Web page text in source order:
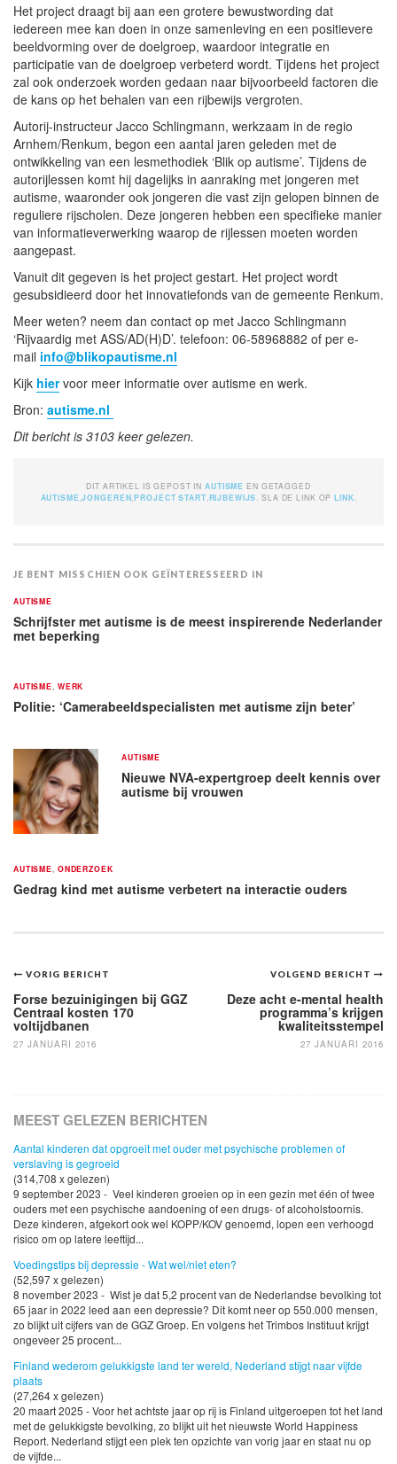
Het project draagt bij aan een grotere bewustwording dat
iedereen mee kan doen in onze samenleving en een positievere
beeldvorming over de doelgroep, waardoor integratie en
participatie van de doelgroep verbeterd wordt. Tijdens het project
zal ook onderzoek worden gedaan naar bijvoorbeeld factoren die
de kans op het behalen van een rijbewijs vergroten.
Autorij-instructeur Jacco Schlingmann, werkzaam in de regio
Arnhem/Renkum, begon een aantal jaren geleden met de
ontwikkeling van een lesmethodiek ‘Blik op autisme’. Tijdens de
autorijlessen komt hij dagelijks in aanraking met jongeren met
autisme, waaronder ook jongeren die vast zijn gelopen binnen de
reguliere rijscholen. Deze jongeren hebben een specifieke manier
van informatieverwerking waarop de rijlessen moeten worden
aangepast.
Vanuit dit gegeven is het project gestart. Het project wordt
gesubsidieerd door het innovatiefonds van de gemeente Renkum.
Meer weten? neem dan contact op met Jacco Schlingmann
‘Rijvaardig met ASS/AD(H)D’. telefoon: 06-58968882 of per e-
mail info@blikopautisme.nl
Kijk hiervoor meer informatie over autisme en werk.
Bron: autisme.nl
Dit bericht is 3103 keer gelezen.
DIT ARTIKEL IS GEPOST INAUTISME EN GETAGGED
AUTISME ,JONGEREN ,PROJECT START RIJBEWIJS . SLA DE LINK OPLINK
JE BENT MISSCHIEN OOK GEÏNTERESSEERD IN
AUTISME
Schrijfster met autisme is de meest inspirerende Nederlander
met beperking
AUTISME WERK
Politie: ‘Camerabeeldspecialisten met autisme zijn beter’
AUTISME
Nieuwe NVA-expertgroep deelt kennis over
autisme bij vrouwen
AUTISME ONDERZOEK
Gedrag kind met autisme verbetert na interactie ouders
Bericht
navigatie
VOLGEND BERICHT
Deze acht e-mental health
programma’s krijgen
kwaliteitsstempel
27 JANUARI 2016
VORIG BERICHT
Forse bezuinigingen bij GGZ
Centraal kosten 170
voltijdbanen
27 JANUARI 2016
MEEST GELEZEN BERICHTEN
Aantal kinderen dat opgroeit met ouder met psychische problemen of
verslaving is gegroeid
(314,708 x gelezen)
9 september 2023 - Veel kinderen groeien op in een gezin met één of twee
ouders met een psychische aandoening of een drugs- of alcoholstoornis.
Deze kinderen, afgekort ook wel KOPP/KOV genoemd, lopen een verhoogd
risico om op latere leeftijd...
Voedingstips bij depressie - Wat wel/niet eten?
(52,597 x gelezen)
8 november 2023 - Wist je dat 5,2 procent van de Nederlandse bevolking tot
65 jaar in 2022 leed aan een depressie? Dit komt neer op 550.000 mensen,
zo blijkt uit cijfers van de GGZ Groep. En volgens het Trimbos Instituut krijgt
ongeveer 25 procent...
Finland wederom gelukkigste land ter wereld, Nederland stijgt naar vijfde
plaats
(27,264 x gelezen)
20 maart 2025 - Voor het achtste jaar op rij is Finland uitgeroepen tot het land
met de gelukkigste bevolking, zo blijkt uit het nieuwste World Happiness
Report. Nederland stijgt een plek ten opzichte van vorig jaar en staat nu op
de vijfde...